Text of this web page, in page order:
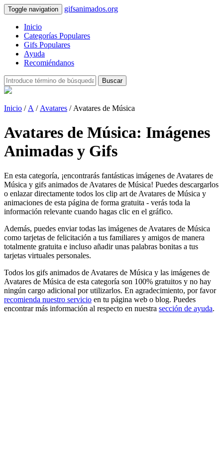
Toggle navigation gifsanimados.org
Inicio
Categorías Populares
Gifs Populares
Ayuda
Recomiéndanos
Buscar
Inicio / A / Avatares / Avatares de Música
Avatares de Música: Imágenes
Animadas y Gifs
En esta categoría, ¡encontrarás fantásticas imágenes de Avatares de
Música y gifs animados de Avatares de Música! Puedes descargarlos
o enlazar directamente todos los clip art de Avatares de Música y
animaciones de esta página de forma gratuita - verás toda la
información relevante cuando hagas clic en el gráfico.
Además, puedes enviar todas las imágenes de Avatares de Música
como tarjetas de felicitación a tus familiares y amigos de manera
totalmente gratuita e incluso añadir unas palabras bonitas a tus
tarjetas virtuales personales.
Todos los gifs animados de Avatares de Música y las imágenes de
Avatares de Música de esta categoría son 100% gratuitos y no hay
ningún cargo adicional por utilizarlos. En agradecimiento, por favor
recomienda nuestro servicio en tu página web o blog. Puedes
encontrar más información al respecto en nuestra sección de ayuda.